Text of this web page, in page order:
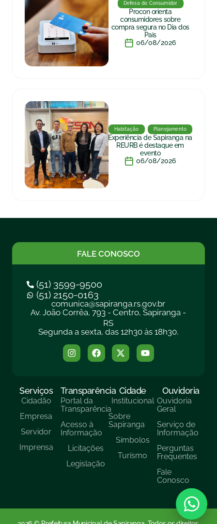
Defesa do Consumidor
Procon orienta
consumidores sobre
compra segura no Dia dos
Pais
06/08/2026
Habitação Planejamento
Experiência de Sapiranga na
REURB é destaque em
evento
06/08/2026
FALE CONOSCO
(51) 3599-9500
(51) 2150-0163
comunica@sapiranga.rs.gov.br
Av. João Corrêa, 793 - Centro, Sapiranga -
RS
Segunda a sexta, das 12h30 às 18h30.
Serviços
Cidadão
Empresa
Servidor
Imprensa
Transparência
Portal da
Transparência
Acesso à
Informação
Licitações
Legislação
Cidade
Institucional
Sobre
Sapiranga
Símbolos
Turísmo
Ouvidoria
Ouvidoria
Geral
Serviço de
Informação
Perguntas
Frequentes
Fale
Conosco